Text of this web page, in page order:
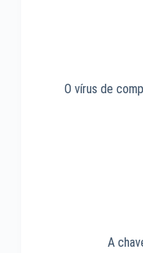
O vírus de
A